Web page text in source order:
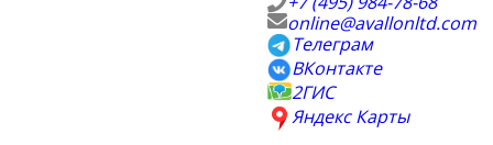
online@avallonltd.com
Телеграм
ВКонтакте
2ГИС
Яндекс Карты